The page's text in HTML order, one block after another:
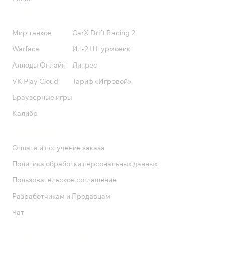
Мир танков
Warface
Аллоды Онлайн
VK Play Cloud
Браузерные игры
Калибр
CarX Drift Racing 2
Ил-2 Штурмовик
Литрес
Тариф «Игровой»
Оплата и получение заказа
Политика обработки персональных данных
Пользовательское соглашение
Разработчикам и Продавцам
Чат